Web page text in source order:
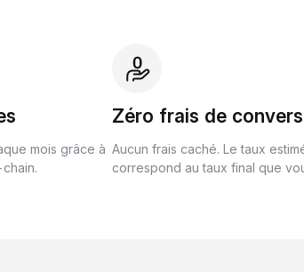
mois grâce à
Zéro frais de
Aucun frais caché. Le taux
correspond au taux final que